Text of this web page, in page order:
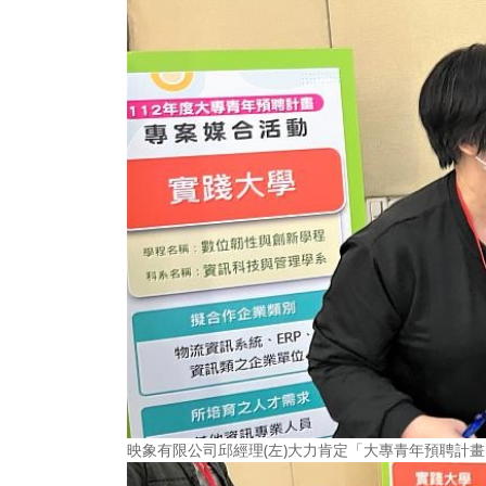
映象有限公司邱經理(左)大力肯定「大專青年預聘計